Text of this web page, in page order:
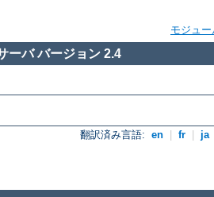
モジュー
ーバ バージョン 2.4
翻訳済み言語: en fr ja